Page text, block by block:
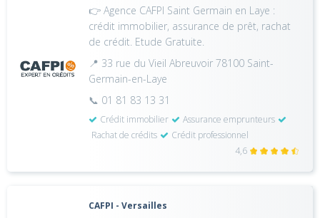
👉 Agence CAFPI Saint Germain en Laye :
crédit immobilier, assurance de prêt, rachat
de crédit. Etude Gratuite.
📍 33 rue du Vieil Abreuvoir 78100 Saint-
Germain-en-Laye
📞 01 81 83 13 31
Crédit immobilier
Assurance emprunteurs
Rachat de crédits
Crédit professionnel
4,6
CAFPI - Versailles